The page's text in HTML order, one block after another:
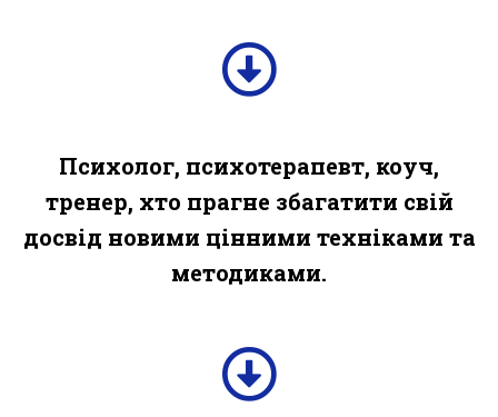
Психолог, психотерапевт, коуч,
тренер, хто прагне збагатити свій
досвід новими цінними техніками та
методиками.